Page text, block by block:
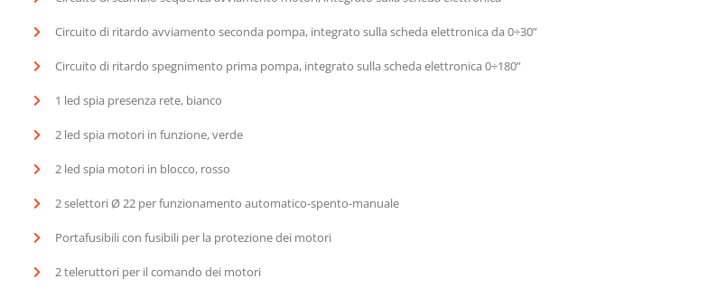
Circuito di ritardo avviamento seconda pompa, integrato sulla scheda elettronica da 0÷30”
Circuito di ritardo spegnimento prima pompa, integrato sulla scheda elettronica 0÷180”
1 led spia presenza rete, bianco
2 led spia motori in funzione, verde
2 led spia motori in blocco, rosso
2 selettori Ø 22 per funzionamento automatico-spento-manuale
Portafusibili con fusibili per la protezione dei motori
2 teleruttori per il comando dei motori